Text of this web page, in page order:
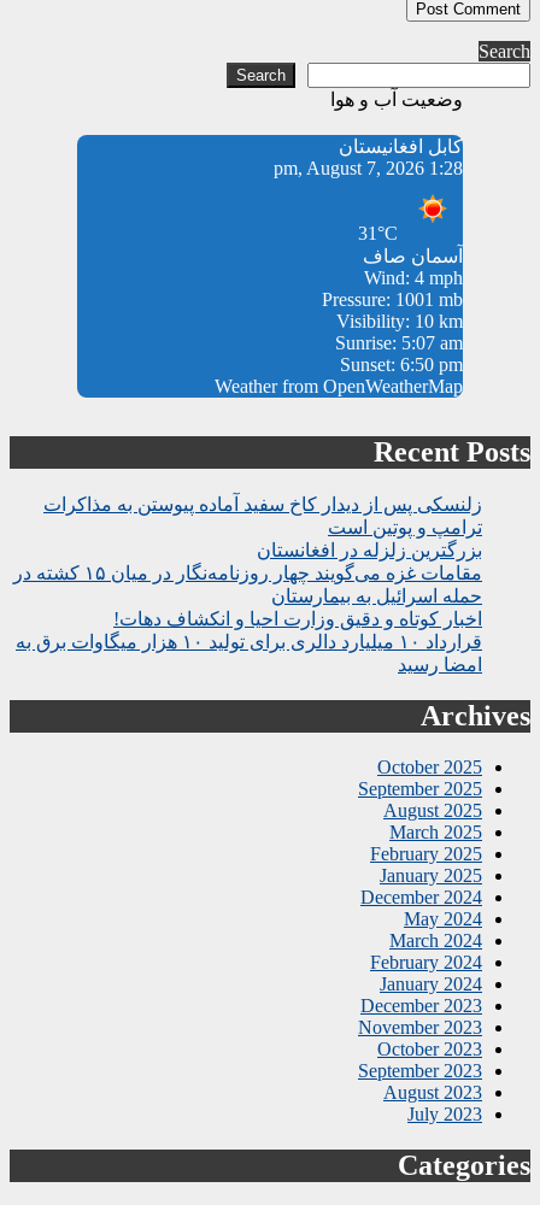
Search
Search
وضعیت آب و هوا
کابل افغانیستان
1:28 pm, August 7, 2026
31°C
آسمان صاف
Wind: 4 mph
Pressure: 1001 mb
Visibility: 10 km
Sunrise: 5:07 am
Sunset: 6:50 pm
Weather from OpenWeatherMap
Recent Posts
زلنسکی پس از دیدار کاخ سفید آماده پیوستن به مذاکرات
ترامپ و پوتین است
بزرگترین زلزله در افغانستان
مقامات غزه می‌گویند چهار روزنامه‌نگار در میان ۱۵ کشته در
حمله اسرائیل به بیمارستان
اخبار کوتاه و دقیق وزارت احیا و انکشاف دهات!
قرارداد ۱۰ میلیارد دالری برای تولید ۱۰ هزار میگاوات برق به
امضا رسید
Archives
October 2025
September 2025
August 2025
March 2025
February 2025
January 2025
December 2024
May 2024
March 2024
February 2024
January 2024
December 2023
November 2023
October 2023
September 2023
August 2023
July 2023
Categories